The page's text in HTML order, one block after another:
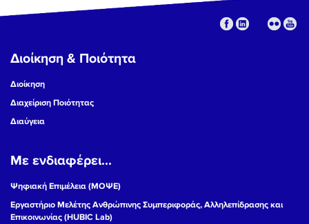
Διοίκηση & Ποιότητα
Διοίκηση
Διαχείριση Ποιότητας
Διαύγεια
Με ενδιαφέρει...
Ψηφιακή Επιμέλεια (ΜΟΨΕ)
Εργαστήριο Μελέτης Ανθρώπινης Συμπεριφοράς, Αλληλεπίδρασης και
Επικοινωνίας (HUBIC Lab)